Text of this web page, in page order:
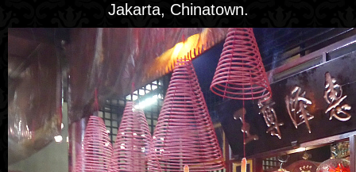
Jakarta, Chinatown.